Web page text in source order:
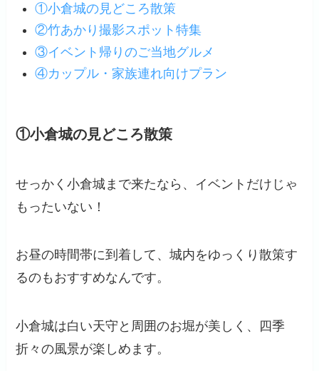
①小倉城の見どころ散策
②竹あかり撮影スポット特集
③イベント帰りのご当地グルメ
④カップル・家族連れ向けプラン
①小倉城の見どころ散策
せっかく小倉城まで来たなら、イベントだけじゃ
もったいない！
お昼の時間帯に到着して、城内をゆっくり散策す
るのもおすすめなんです。
小倉城は白い天守と周囲のお堀が美しく、四季
折々の風景が楽しめます。